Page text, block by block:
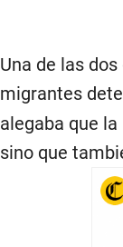
Una de las
migrantes
alegaba que
sino que